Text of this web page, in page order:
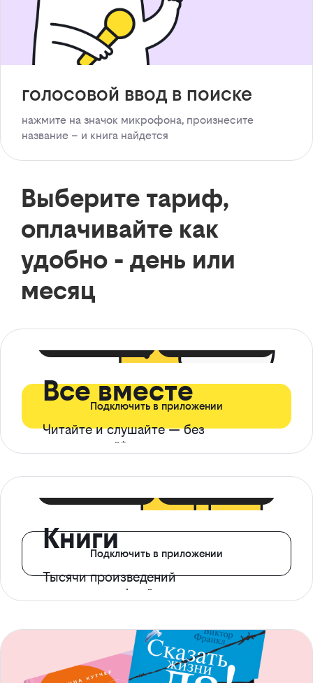
голосовой ввод в поиске
нажмите на значок микрофона, произнесите
название – и книга найдется
Выберите тариф,
оплачивайте как
удобно - день или
месяц
Все вместе
Читайте и слушайте — без
ограничений*
Подключить в приложении
Книги
Тысячи произведений
с доступом офлайн
Подключить в приложении